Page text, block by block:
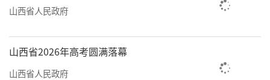
山西省人民政府
山西省2026年高考圆满落幕
山西省人民政府